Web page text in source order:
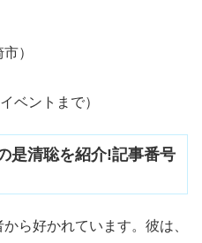
）
ベントまで）
是清聡を紹介!記事番号
ら好かれています。彼は、